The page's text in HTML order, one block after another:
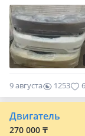
9 августа 1253
Двигатель
270 000 ₸